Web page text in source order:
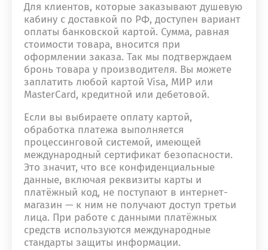
Для клиентов, которые заказывают душевую
кабину с доставкой по РФ, доступен вариант
оплаты банковской картой. Сумма, равная
стоимости товара, вносится при
оформлении заказа. Так мы подтверждаем
бронь товара у производителя. Вы можете
заплатить любой картой Visa, МИР или
MasterCard, кредитной или дебетовой.
Если вы выбираете оплату картой,
обработка платежа выполняется
процессинговой системой, имеющей
международный сертификат безопасности.
Это значит, что все конфиденциальные
данные, включая реквизиты карты и
платёжный код, не поступают в интернет-
магазин — к ним не получают доступ третьи
лица. При работе с данными платёжных
средств используются международные
стандарты защиты информации.